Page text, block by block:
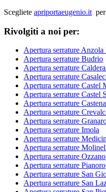
Scegliete apriportaeugenio.it
Rivolgiti a noi per:
Apertura serrature Anzola
Apertura serrature Budrio
Apertura serrature
Apertura serrature
Apertura serrature Castel
Apertura serrature Castel
Apertura serrature
Apertura serrature
Apertura serrature
Apertura serrature Imola
Apertura serrature
Apertura serrature
Apertura serrature
Apertura serrature Pianoro
Apertura serrature San
Apertura serrature San